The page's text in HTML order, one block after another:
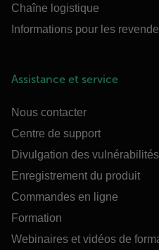
Chaîne logistique
Informations pour les
Assistance et service
Nous contacter
Centre de support
Divulgation des vulnérabilités
Enregistrement du produit
Commandes en ligne
Formation
Webinaires et vidéos de